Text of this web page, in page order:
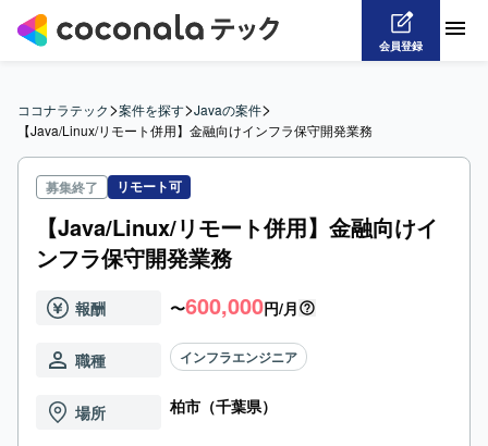
会員登録
ココナラテック>案件を探す>Javaの案件>
【Java/Linux/リモート併用】金融向けインフラ保守開発業務
募集終了 リモート可
【Java/Linux/リモート併用】金融向けイ
ンフラ保守開発業務
報酬 〜600,000円/月
職種 インフラエンジニア
場所 柏市（千葉県）